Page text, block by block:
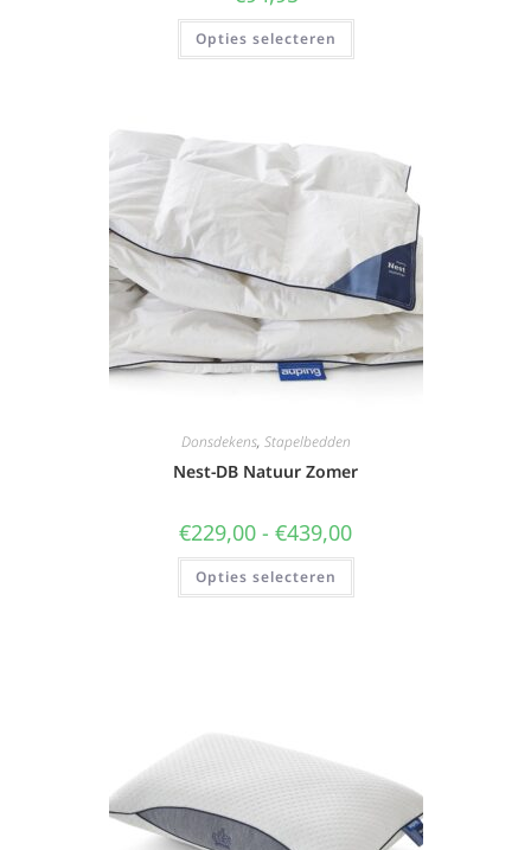
Opties selecteren
Donsdekens, Stapelbedden
Nest-DB Natuur Zomer
€229,00 - €439,00
Opties selecteren